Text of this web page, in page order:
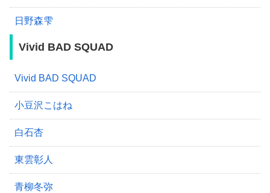
日野森雫
Vivid BAD SQUAD
Vivid BAD SQUAD
小豆沢こはね
白石杏
東雲彰人
青柳冬弥